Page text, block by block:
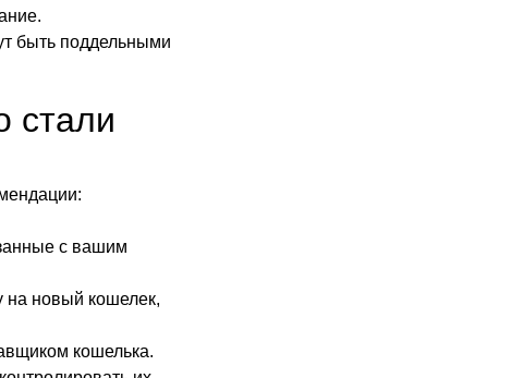
быть поддельными
стали
с вашим
на новый кошелек,
кошелька.